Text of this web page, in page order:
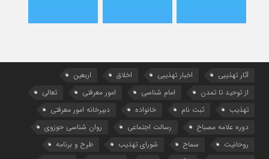
آثار تهذیبی اخبار تهذیبی اخلاق
اربعین
از توحید تا تمدن
امام شناسی امور معرفتی
تعالی
تهذیب
ثبت نام خانواده
دبیرخانه امور معرفتی
دوره علامه مصباح
رسالت اجتماعی
روان شناسی حوزوی
روحانیت
سماح شورای تهذیب
طرح و برنامه